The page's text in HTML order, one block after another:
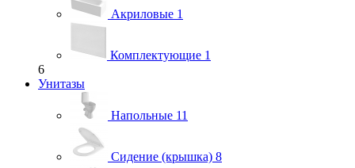
Акриловые 1
Комплектующие 1
6
Унитазы
Напольные 11
Сидение (крышка) 8